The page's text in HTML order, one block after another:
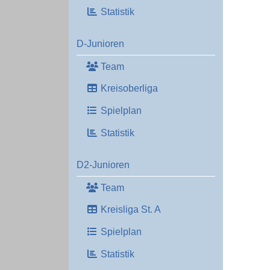
Statistik
D-Junioren
Team
Kreisoberliga
Spielplan
Statistik
D2-Junioren
Team
Kreisliga St. A
Spielplan
Statistik